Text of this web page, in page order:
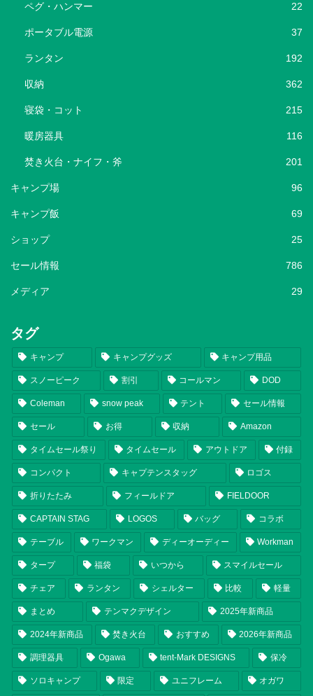
ペグ・ハンマー 22
ポータブル電源 37
ランタン 192
収納 362
寝袋・コット 215
暖房器具 116
焚き火台・ナイフ・斧 201
キャンプ場 96
キャンプ飯 69
ショップ 25
セール情報 786
メディア 29
タグ
キャンプ キャンプグッズ キャンプ用品
スノーピーク 割引 コールマン DOD
Coleman snow peak テント セール情報
セール お得 収納 Amazon
タイムセール祭り タイムセール アウトドア 付録
コンパクト キャプテンスタッグ ロゴス
折りたたみ フィールドア FIELDOOR
CAPTAIN STAG LOGOS バッグ コラボ
テーブル ワークマン ディーオーディー Workman
タープ 福袋 いつから スマイルセール
チェア ランタン シェルター 比較 軽量
まとめ テンマクデザイン 2025年新商品
2024年新商品 焚き火台 おすすめ 2026年新商品
調理器具 Ogawa tent-Mark DESIGNS 保冷
ソロキャンプ 限定 ユニフレーム オガワ